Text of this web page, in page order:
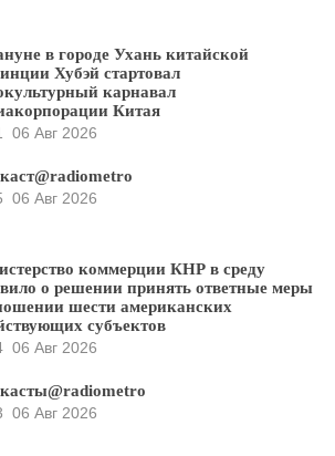
в городе Ухань китайской
Хубэй стартовал
карнавал
Китая
06 Авг 2026
06 Авг 2026
коммерции КНР в среду
о решении принять ответные меры
шести американских
субъектов
06 Авг 2026
06 Авг 2026